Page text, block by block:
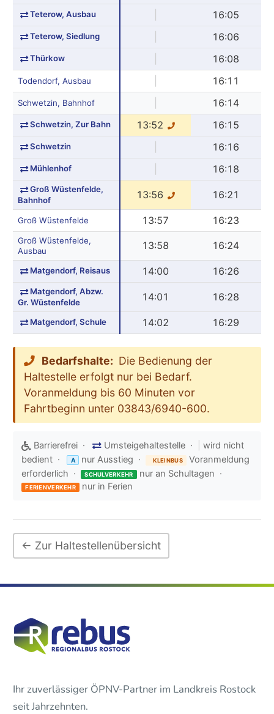
Teterow, Ausbau 16:05
Teterow, Siedlung 16:06
Thürkow 16:08
Todendorf, Ausbau 16:11
Schwetzin, Bahnhof 16:14
Schwetzin, Zur Bahn 13:52 16:15
Schwetzin 16:16
Mühlenhof 16:18
Groß Wüstenfelde,
Bahnhof
13:56 16:21
Groß Wüstenfelde 13:57 16:23
Groß Wüstenfelde,
Ausbau
13:58 16:24
Matgendorf, Reisaus 14:00 16:26
Matgendorf, Abzw.
Gr. Wüstenfelde
14:01 16:28
Matgendorf, Schule 14:02 16:29
Bedarfshalte: Die Bedienung der
Haltestelle erfolgt nur bei Bedarf.
Voranmeldung bis 60 Minuten vor
Fahrtbeginn unter 03843/6940-600.
Barrierefrei · Umsteigehaltestelle ·
wird nicht
bedient ·
A nur Ausstieg · KLEINBUS
Voranmeldung
erforderlich · SCHULVERKEHR nur an Schultagen ·
FERIENVERKEHR nur in Ferien
← Zur Haltestellenübersicht
Ihr zuverlässiger ÖPNV-Partner im Landkreis Rostock
seit Jahrzehnten.